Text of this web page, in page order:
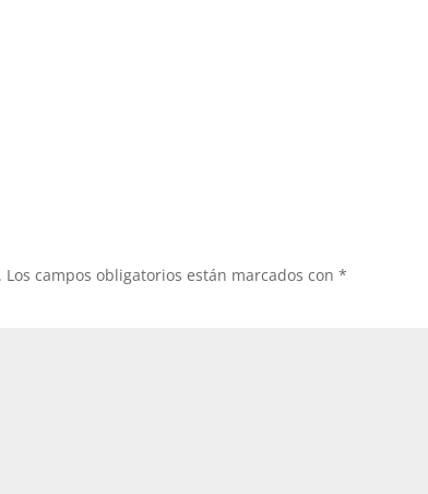
Los campos obligatorios están marcados con*